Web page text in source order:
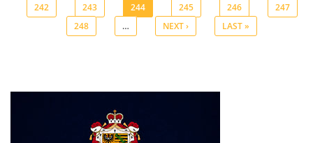
Pages
242
243 244 245 246
247
248
… NEXT › LAST »